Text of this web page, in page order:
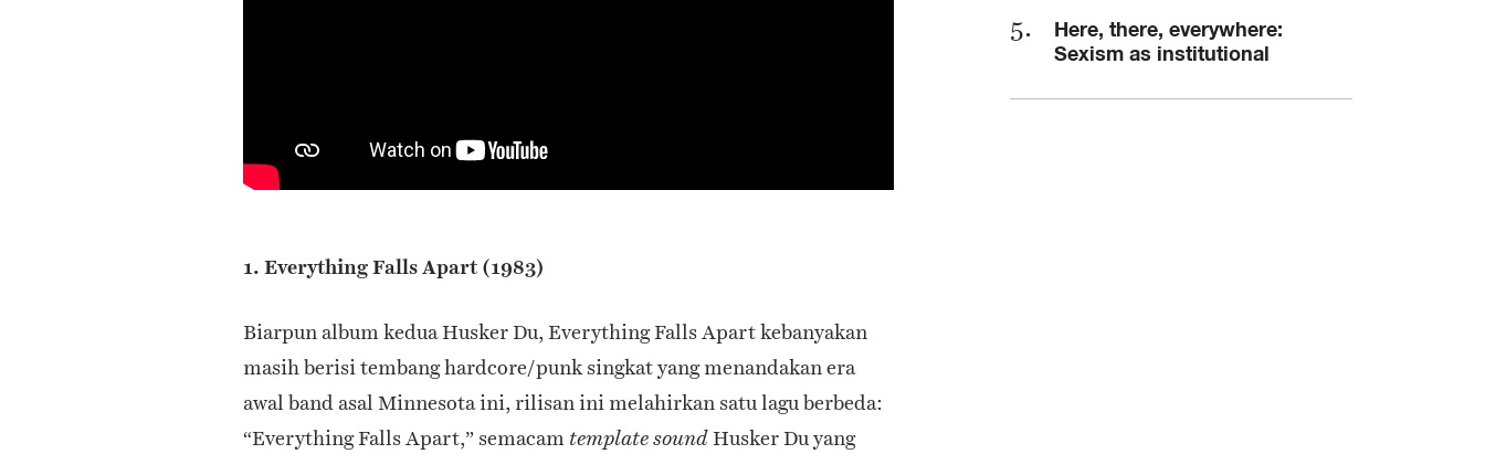
1. Everything Falls Apart (1983)
Biarpun album kedua Husker Du, Everything Falls Apart kebanyakan
masih berisi tembang hardcore/punk singkat yang menandakan era
awal band asal Minnesota ini, rilisan ini melahirkan satu lagu berbeda:
“Everything Falls Apart,” semacam template soundHusker Du yang
Here, there, everywhere:
Sexism as institutional